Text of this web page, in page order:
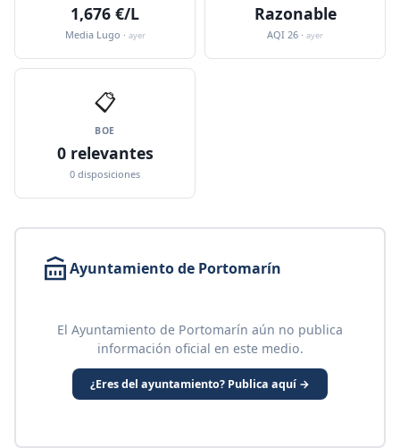
1,676 €/L
Media Lugo · ayer
Razonable
AQI 26 · ayer
📋
BOE
0 relevantes
0 disposiciones
Ayuntamiento de Portomarín
El Ayuntamiento de Portomarín aún no publica
información oficial en este medio.
¿Eres del ayuntamiento? Publica aquí →